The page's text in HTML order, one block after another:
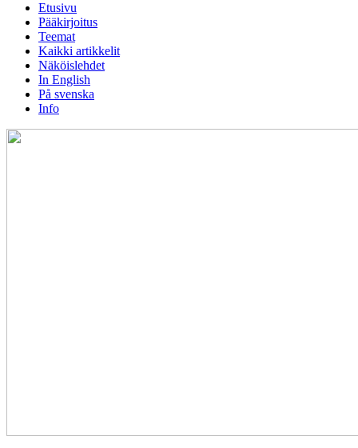
Etusivu
Pääkirjoitus
Teemat
Kaikki artikkelit
Näköislehdet
In English
På svenska
Info